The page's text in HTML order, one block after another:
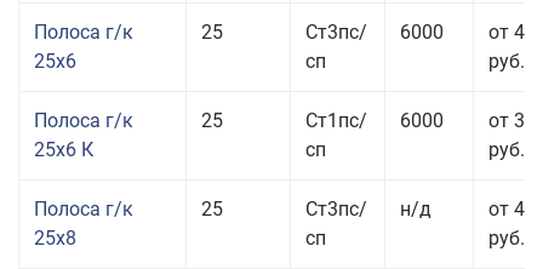
Полоса г/к
25x6
25
Ст3пс/
сп
6000
от 44
руб.
Полоса г/к
25x6 К
25
Ст1пс/
сп
6000
от 35
руб.
Полоса г/к
25x8
25
Ст3пс/
сп
н/д
от 44
руб.